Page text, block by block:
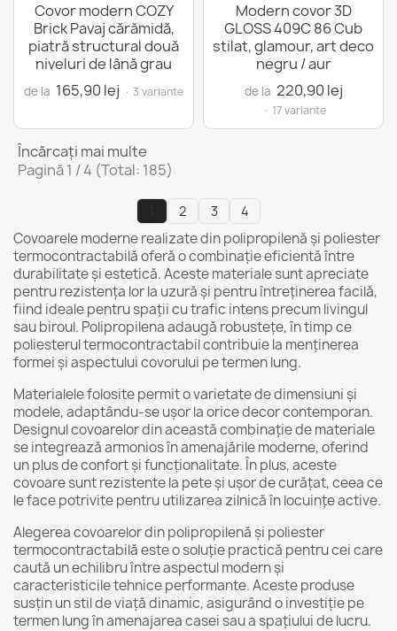
Covor modern COZY
Brick Pavaj cărămidă,
piatră structural două
niveluri de lână grau
de la 165,90 lej · 3 variante
Modern covor 3D
GLOSS 409C 86 Cub
stilat, glamour, art deco
negru / aur
de la 220,90 lej
· 17 variante
Încărcați mai multe
Pagină 1 / 4 (Total: 185)
2 3 4
Covoarele moderne realizate din polipropilenă și poliester
termocontractabilă oferă o combinație eficientă între
durabilitate și estetică. Aceste materiale sunt apreciate
pentru rezistența lor la uzură și pentru întreținerea facilă,
fiind ideale pentru spații cu trafic intens precum livingul
sau biroul. Polipropilena adaugă robustețe, în timp ce
poliesterul termocontractabil contribuie la menținerea
formei și aspectului covorului pe termen lung.
Materialele folosite permit o varietate de dimensiuni și
modele, adaptându-se ușor la orice decor contemporan.
Designul covoarelor din această combinație de materiale
se integrează armonios în amenajările moderne, oferind
un plus de confort și funcționalitate. În plus, aceste
covoare sunt rezistente la pete și ușor de curățat, ceea ce
le face potrivite pentru utilizarea zilnică în locuințe active.
Alegerea covoarelor din polipropilenă și poliester
termocontractabilă este o soluție practică pentru cei care
caută un echilibru între aspectul modern și
caracteristicile tehnice performante. Aceste produse
susțin un stil de viață dinamic, asigurând o investiție pe
termen lung în amenajarea casei sau a spațiului de lucru.